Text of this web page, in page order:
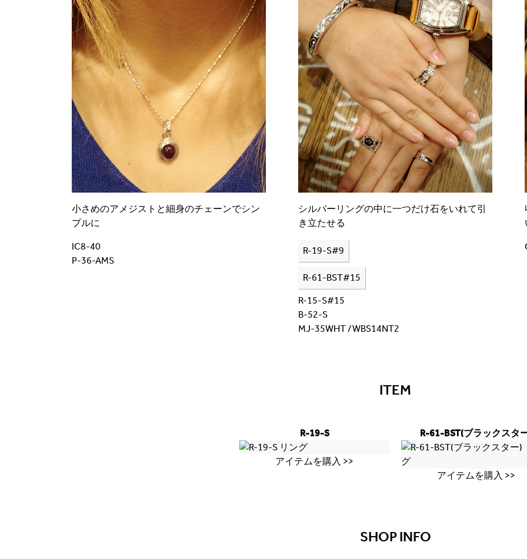
小さめのアメジストと細身のチェーンでシン
プルに
IC8-40
P-36-AMS
シルバーリングの中に一つだけ石をいれて引
き立たせる
R-19-S#9
R-61-BST#15
R-15-S#15
B-52-S
MJ-35WHT /WBS14NT2
ITEM
R-19-S
アイテムを購入 >>
R-61-BST(ブラックスタ
アイテムを購入 >>
SHOP INFO